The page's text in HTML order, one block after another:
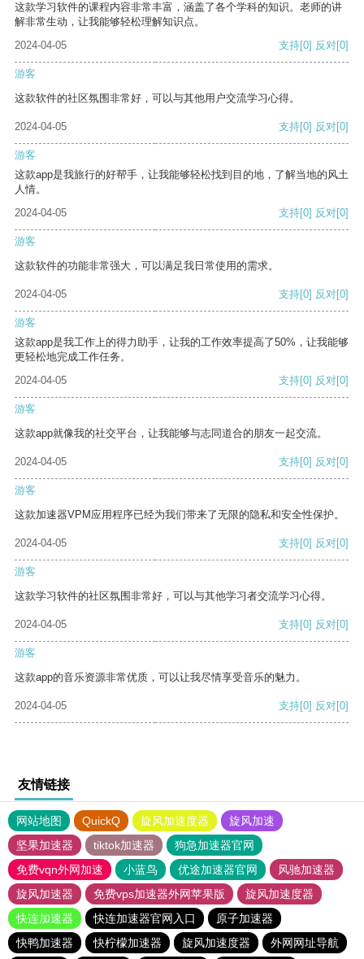
这款学习软件的课程内容非常丰富，涵盖了各个学科的知识。老师的讲
解非常生动，让我能够轻松理解知识点。
2024-04-05
支持[0] 反对[0]
游客
这款软件的社区氛围非常好，可以与其他用户交流学习心得。
2024-04-05 支持[0] 反对[0]
游客
这款app是我旅行的好帮手，让我能够轻松找到目的地，了解当地的风土
人情。
2024-04-05
支持[0] 反对[0]
游客
这款软件的功能非常强大，可以满足我日常使用的需求。
2024-04-05 支持[0] 反对[0]
游客
这款app是我工作上的得力助手，让我的工作效率提高了50%，让我能够
更轻松地完成工作任务。
2024-04-05
支持[0] 反对[0]
游客
这款app就像我的社交平台，让我能够与志同道合的朋友一起交流。
2024-04-05 支持[0] 反对[0]
游客
这款加速器VPM应用程序已经为我们带来了无限的隐私和安全性保护。
2024-04-05 支持[0] 反对[0]
游客
这款学习软件的社区氛围非常好，可以与其他学习者交流学习心得。
2024-04-05 支持[0] 反对[0]
游客
这款app的音乐资源非常优质，可以让我尽情享受音乐的魅力。
2024-04-05 支持[0] 反对[0]
友情链接
网站地图 QuickQ 旋风加速度器
旋风加速
坚果加速器
tiktok加速器
狗急加速器官网
免费vqn外网加速
小蓝鸟 优途加速器官网
风驰加速器
旋风加速器
免费vps加速器外网苹果版
旋风加速度器
快连加速器
快连加速器官网入口
原子加速器
快鸭加速器
快柠檬加速器 旋风加速度器 外网网址导航